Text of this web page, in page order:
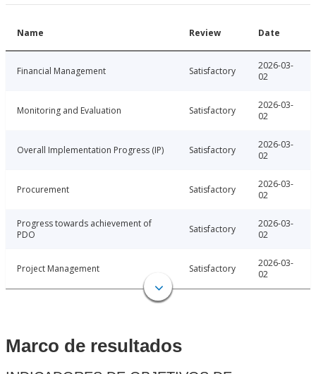
Name Review Date
Financial Management Satisfactory
2026-03-
02
Monitoring and Evaluation Satisfactory
2026-03-
02
Overall Implementation Progress (IP) Satisfactory
2026-03-
02
Procurement Satisfactory
2026-03-
02
Progress towards achievement of
PDO
Satisfactory
2026-03-
02
Project Management Satisfactory
2026-03-
02
Marco de resultados